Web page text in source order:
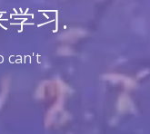
习.
control yo